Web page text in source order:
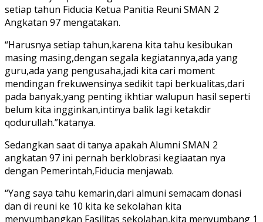
setiap tahun Fiducia Ketua Panitia Reuni SMAN 2
Angkatan 97 mengatakan.
“Harusnya setiap tahun,karena kita tahu kesibukan
masing masing,dengan segala kegiatannya,ada yang
guru,ada yang pengusaha,jadi kita cari moment
mendingan frekuwensinya sedikit tapi berkualitas,dari
pada banyak,yang penting ikhtiar walupun hasil seperti
belum kita ingginkan,intinya balik lagi ketakdir
qodurullah.”katanya.
Sedangkan saat di tanya apakah Alumni SMAN 2
angkatan 97 ini pernah berklobrasi kegiaatan nya
dengan Pemerintah,Fiducia menjawab.
“Yang saya tahu kemarin,dari almuni semacam donasi
dan di reuni ke 10 kita ke sekolahan kita
menyumbangkan Fasilitas sekolahan,kita menyumbang 1